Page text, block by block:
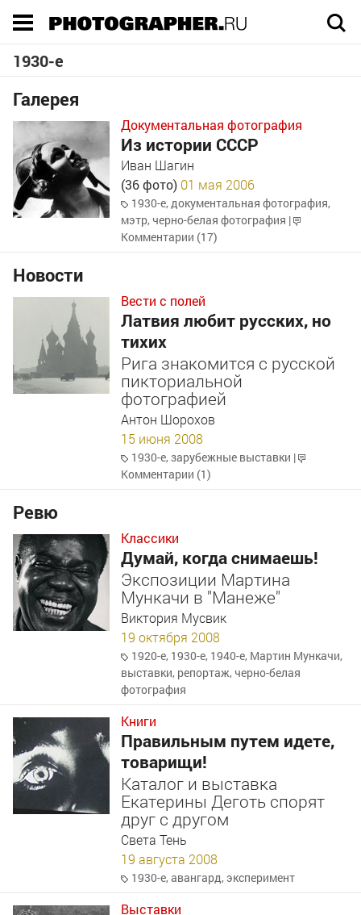
1930-е
Галерея
Документальная фотография
Из истории СССР
Иван Шагин
(36 фото) 01 мая 2006
1930-е,документальная фотография,
мэтр, черно-белая фотография |
Комментарии (17)
Новости
Вести с полей
Латвия любит русских, но
тихих
Рига знакомится с русской
пикториальной
фотографией
Антон Шорохов
15 июня 2008
1930-е,зарубежные выставки |
Комментарии (1)
Ревю
Классики
Думай, когда снимаешь!
Экспозиции Мартина
Мункачи в "Манеже"
Виктория Мусвик
19 октября 2008
1920-е, 1930-е, 1940-е, Мартин Мункачи,
выставки, репортаж, черно-белая
фотография
Книги
Правильным путем идете,
товарищи!
Каталог и выставка
Екатерины Деготь спорят
друг с другом
Света Тень
19 августа 2008
1930-е,авангард,эксперимент
Выставки